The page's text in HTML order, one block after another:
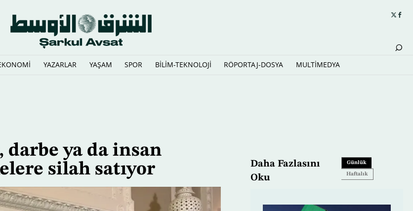
YAZARLAR YAŞAM SPOR BİLİM-TEKNOLOJİ RÖPORTAJ-DOSYA MULTİMEDYA
darbe ya da insan
silah satıyor
Daha Fazlasını
Oku
Günlük
Haftalık